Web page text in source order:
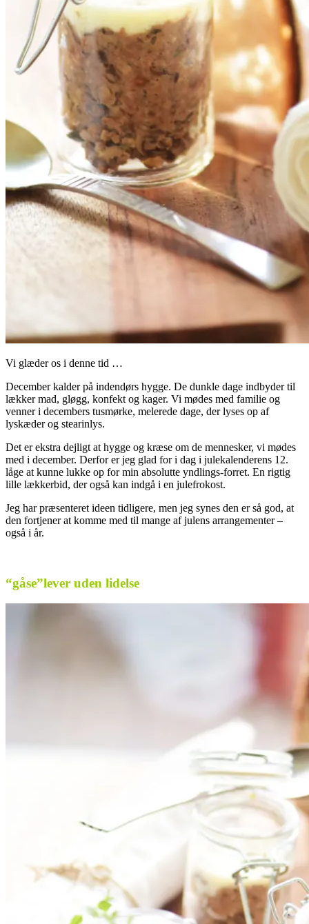
Vi glæder os i denne tid …
December kalder på indendørs hygge. De dunkle dage indbyder til
lækker mad, gløgg, konfekt og kager. Vi mødes med familie og
venner i decembers tusmørke, melerede dage, der lyses op af
lyskæder og stearinlys.
Det er ekstra dejligt at hygge og kræse om de mennesker, vi mødes
med i december. Derfor er jeg glad for i dag i julekalenderens 12.
låge at kunne lukke op for min absolutte yndlings-forret. En rigtig
lille lækkerbid, der også kan indgå i en julefrokost.
Jeg har præsenteret ideen tidligere, men jeg synes den er så god, at
den fortjener at komme med til mange af julens arrangementer –
også i år.
“gåse”lever uden lidelse